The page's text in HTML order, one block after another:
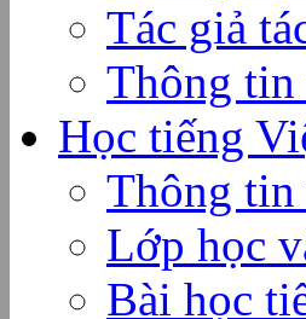
Tác giả
Thông
Học tiếng
Thông
Lớp học
Bài học